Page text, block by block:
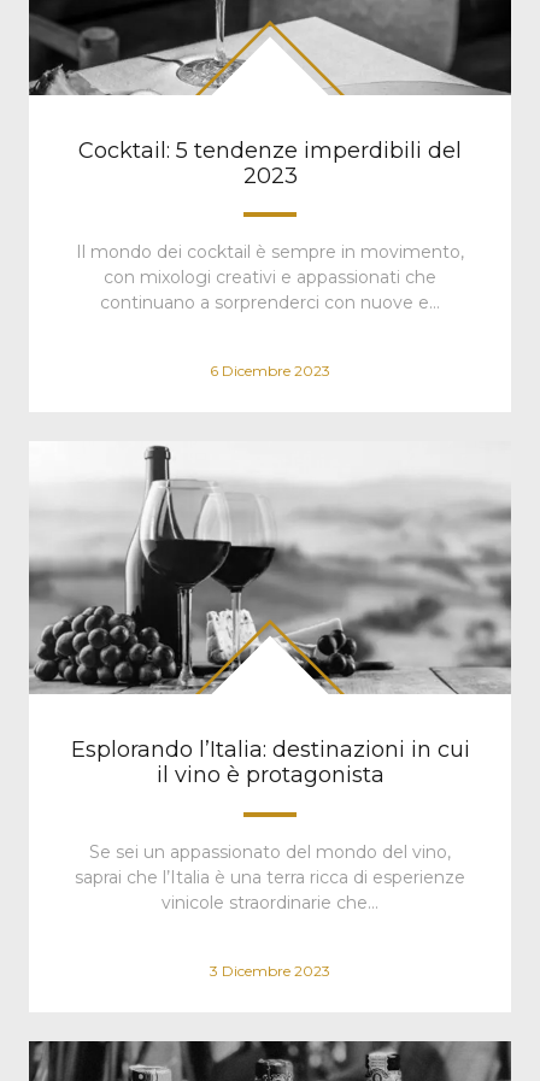
Cocktail: 5 tendenze imperdibili del
2023
Il mondo dei cocktail è sempre in movimento,
con mixologi creativi e appassionati che
continuano a sorprenderci con nuove e…
6 Dicembre 2023
Esplorando l’Italia: destinazioni in cui
il vino è protagonista
Se sei un appassionato del mondo del vino,
saprai che l’Italia è una terra ricca di esperienze
vinicole straordinarie che…
3 Dicembre 2023